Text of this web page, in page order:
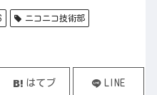
ニコニコ技術部
はてブ LINE